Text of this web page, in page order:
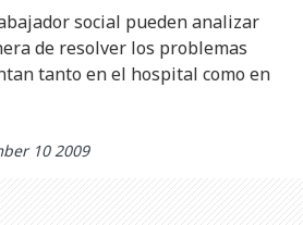
social pueden analizar
de resolver los problemas
tanto en el hospital como en
10 2009